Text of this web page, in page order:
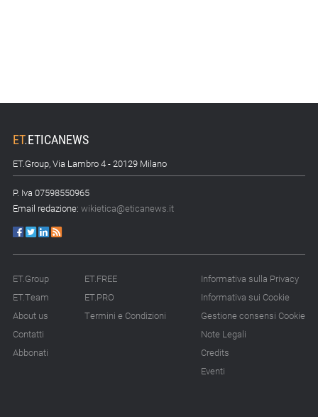
ET.ETICANEWS
ET.Group, Via Lambro 4 - 20129 Milano
P. Iva 07598550965
Email redazione: wikietica@eticanews.it
ET.Group
ET.Team
About us
Contatti
Abbonati
ET.FREE
ET.PRO
Termini e Condizioni
Informativa sulla Privacy
Informativa sui Cookie
Gestione consensi Cookie
Note Legali
Credits
Eventi